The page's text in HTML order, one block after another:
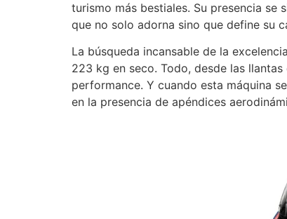
turismo más bestiales. Su presencia se
que no solo adorna sino que define su
La búsqueda incansable de la
223 kg en seco. Todo, desde las
performance. Y cuando esta máquina
en la presencia de apéndices